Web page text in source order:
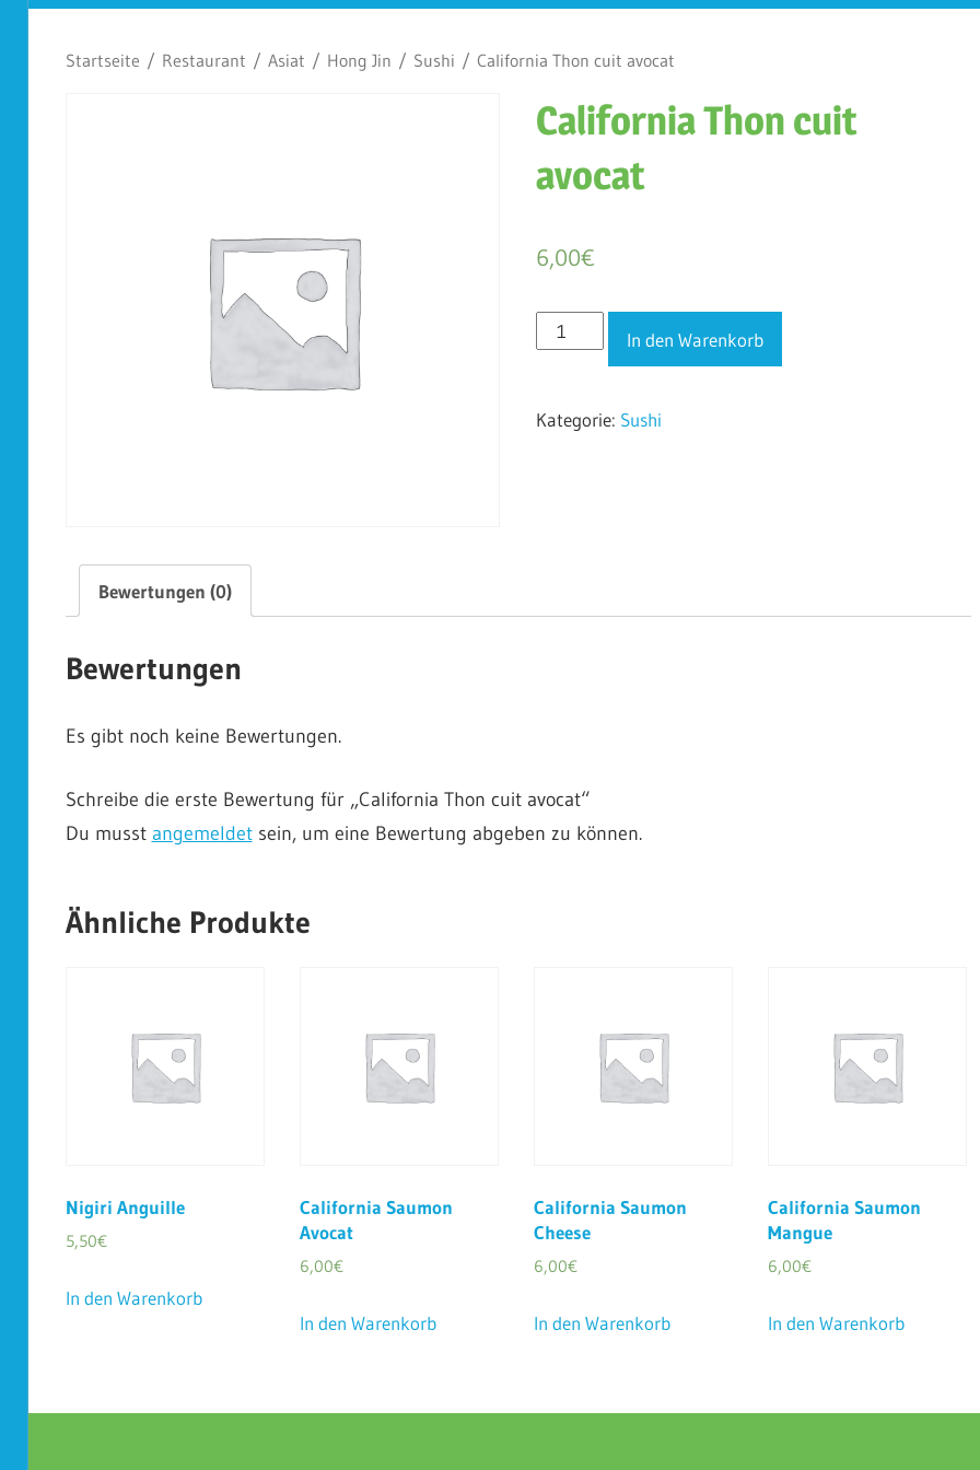
Koplescht
Startseite / Restaurant / Asiat / Hong Jin / Sushi / California Thon cuit avocat
California Thon cuit
avocat
6,00€
California
avocat
In den Warenkorb
Kategorie: Sushi
Bewertungen (0)
Bewertungen
Es gibt noch keine Bewertungen.
Schreibe die erste Bewertung für „California Thon cuit avocat“
Du musst angemeldetsein, um eine Bewertung abgeben zu können.
Ähnliche Produkte
Nigiri Anguille
5,50€
In den Warenkorb
California Saumon
Avocat
6,00€
In den Warenkorb
California Saumon
Cheese
6,00€
In den Warenkorb
California Saumon
Mangue
6,00€
In den Warenkorb